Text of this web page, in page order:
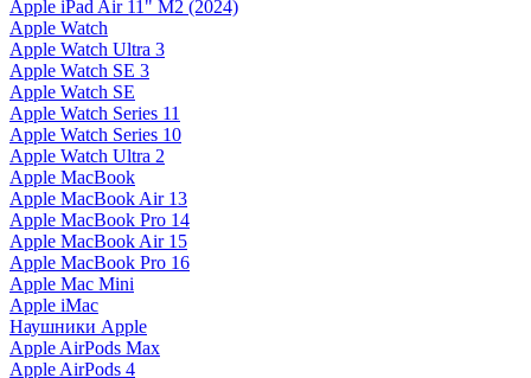
Apple iPad Air 11" M2 (2024)
Apple Watch
Apple Watch Ultra 3
Apple Watch SE 3
Apple Watch SE
Apple Watch Series 11
Apple Watch Series 10
Apple Watch Ultra 2
Apple MacBook
Apple MacBook Air 13
Apple MacBook Pro 14
Apple MacBook Air 15
Apple MacBook Pro 16
Apple Mac Mini
Apple iMac
Наушники Apple
Apple AirPods Max
Apple AirPods 4